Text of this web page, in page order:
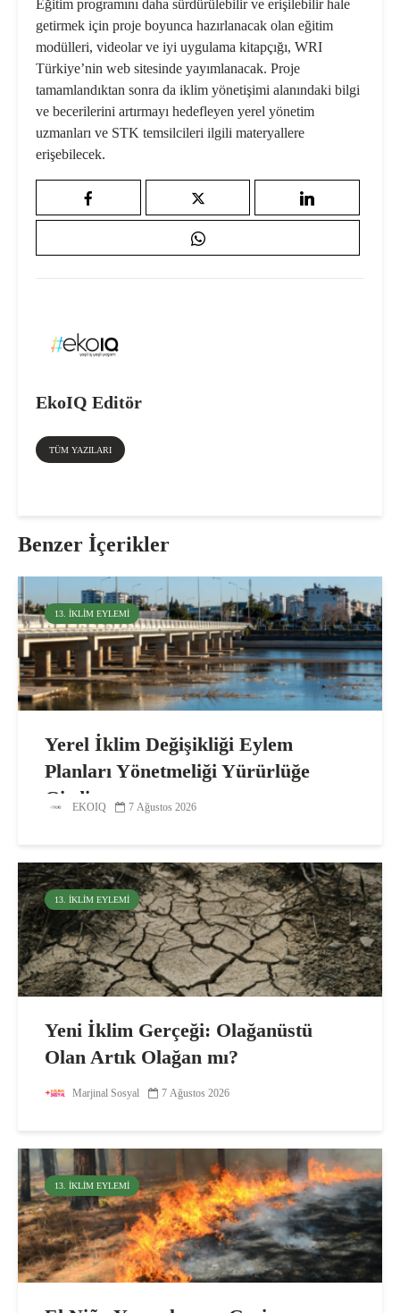
Eğitim programını daha sürdürülebilir ve erişilebilir hale
getirmek için proje boyunca hazırlanacak olan eğitim
modülleri, videolar ve iyi uygulama kitapçığı, WRI
Türkiye’nin web sitesinde yayımlanacak. Proje
tamamlandıktan sonra da iklim yönetişimi alanındaki bilgi
ve becerilerini artırmayı hedefleyen yerel yönetim
uzmanları ve STK temsilcileri ilgili materyallere
erişebilecek.
EkoIQ Editör
TÜM YAZILARI
Benzer İçerikler
13. İKLIM EYLEMI
Yerel İklim Değişikliği Eylem
Planları Yönetmeliği Yürürlüğe
GirdiEKOIQ 7 Ağustos 2026
13. İKLIM EYLEMI
Yeni İklim Gerçeği: Olağanüstü
Olan Artık Olağan mı?
Marjinal Sosyal 7 Ağustos 2026
13. İKLIM EYLEMI